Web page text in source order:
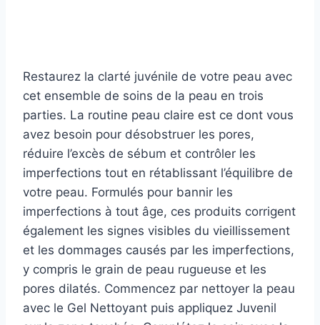
Restaurez la clarté juvénile de votre peau avec
cet ensemble de soins de la peau en trois
parties. La routine peau claire est ce dont vous
avez besoin pour désobstruer les pores,
réduire l’excès de sébum et contrôler les
imperfections tout en rétablissant l’équilibre de
votre peau. Formulés pour bannir les
imperfections à tout âge, ces produits corrigent
également les signes visibles du vieillissement
et les dommages causés par les imperfections,
y compris le grain de peau rugueuse et les
pores dilatés. Commencez par nettoyer la peau
avec le Gel Nettoyant puis appliquez Juvenil